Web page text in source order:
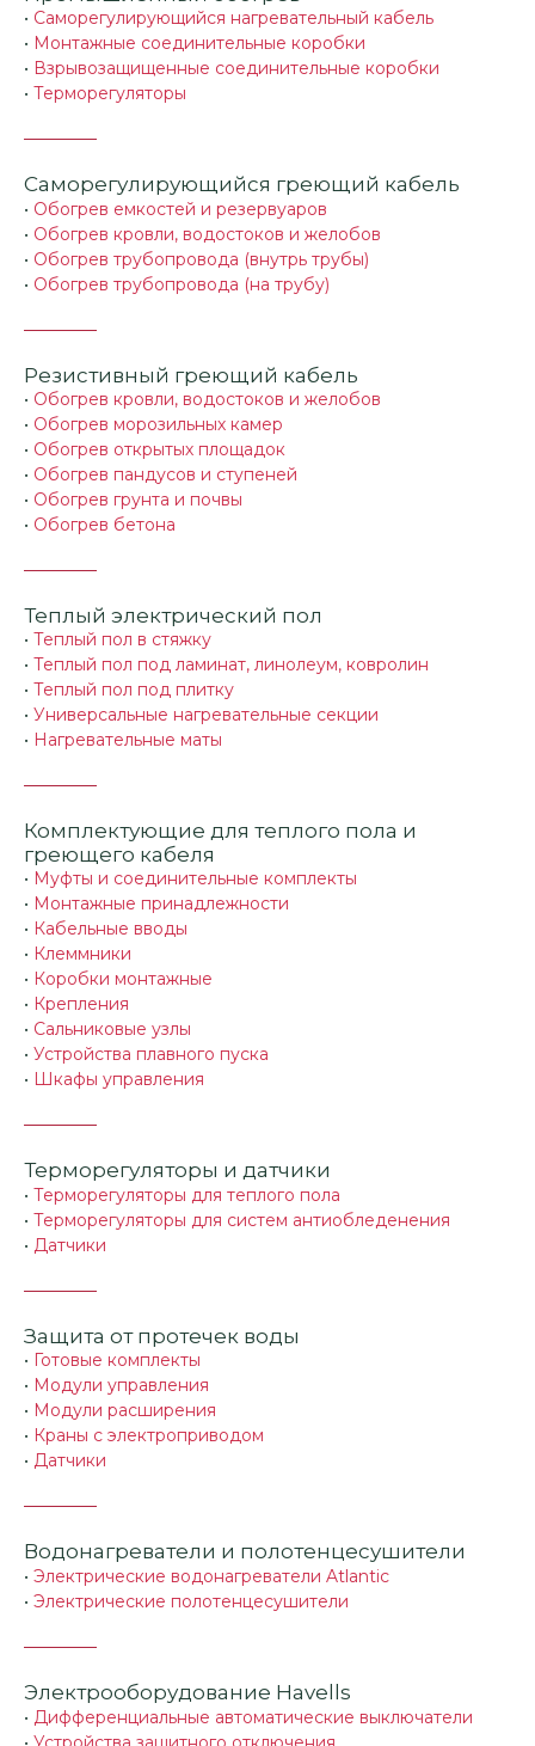
• Саморегулирующийся нагревательный кабель
• Монтажные соединительные коробки
• Взрывозащищенные соединительные коробки
• Терморегуляторы
Саморегулирующийся греющий кабель
• Обогрев емкостей и резервуаров
• Обогрев кровли, водостоков и желобов
• Обогрев трубопровода (внутрь трубы)
• Обогрев трубопровода (на трубу)
Резистивный греющий кабель
• Обогрев кровли, водостоков и желобов
• Обогрев морозильных камер
• Обогрев открытых площадок
• Обогрев пандусов и ступеней
• Обогрев грунта и почвы
• Обогрев бетона
Теплый электрический пол
• Теплый пол в стяжку
• Теплый пол под ламинат, линолеум, ковролин
• Теплый пол под плитку
• Универсальные нагревательные секции
• Нагревательные маты
Комплектующие для теплого пола и
греющего кабеля
• Муфты и соединительные комплекты
• Монтажные принадлежности
• Кабельные вводы
• Клеммники
• Коробки монтажные
• Крепления
• Сальниковые узлы
• Устройства плавного пуска
• Шкафы управления
Терморегуляторы и датчики
• Терморегуляторы для теплого пола
• Терморегуляторы для систем антиобледенения
• Датчики
Защита от протечек воды
• Готовые комплекты
• Модули управления
• Модули расширения
• Краны с электроприводом
• Датчики
Водонагреватели и полотенцесушители
• Электрические водонагреватели Atlantic
• Электрические полотенцесушители
Электрооборудование Havells
• Дифференциальные автоматические выключатели